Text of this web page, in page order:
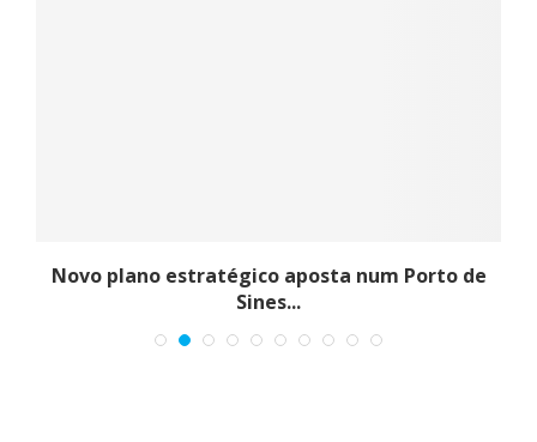
Novo plano estratégico aposta num Porto de
Sines...